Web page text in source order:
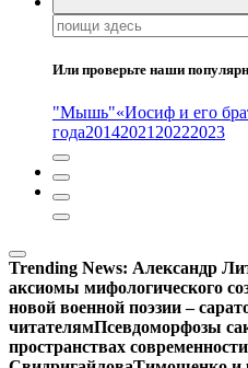
Поиск:
Или проверьте наши
"Мышь"«Иосиф и его
года20142021 20222023
Trending News: Александр
аксиомы мифологического
новой военной поэзии –
читателямПсевдоморфозы
пространствах современности